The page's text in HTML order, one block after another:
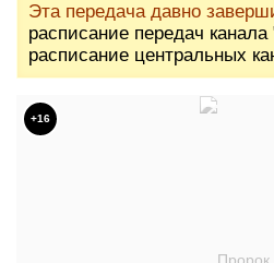
Эта передача давно
расписание передач
расписание центральных
+16